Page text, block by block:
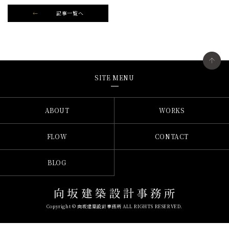
記事一覧へ
SITE MENU
ABOUT WORKS
FLOW CONTACT
BLOG
Copyright © 向坂建築設計事務所 ALL RIGHTS RESERVED.